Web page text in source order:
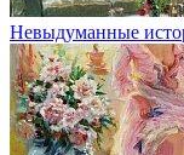
Невыдуманные